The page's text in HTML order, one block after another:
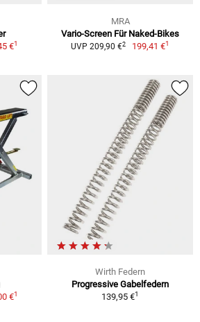
€1
MRA
Vario-Screen Für Naked-Bikes
UVP 209,90 €2 199,41 €1
€1
Wirth Federn
Progressive Gabelfedern
139,95 €1